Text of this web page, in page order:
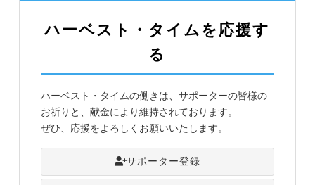
ハーベスト・タイムを応援す
る
ハーベスト・タイムの働きは、サポーターの皆様の
お祈りと、献金により維持されております。
ぜひ、応援をよろしくお願いいたします。
サポーター登録